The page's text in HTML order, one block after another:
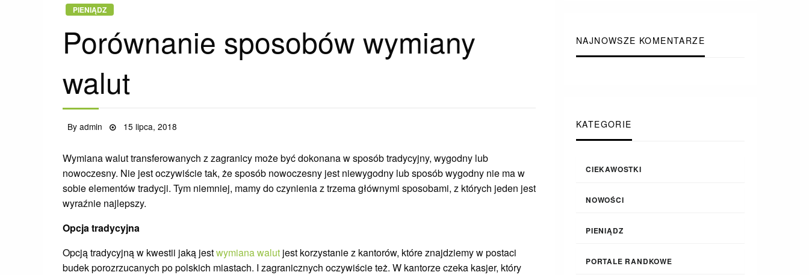
NAJNOWSZE KOMENTARZE
KATEGORIE
CIEKAWOSTKI
NOWOŚCI
PIENIĄDZ
PORTALE RANDKOWE
PIENIĄDZ
Porównanie sposobów wymiany
walut
Byadmin
Posted
15 lipca, 2018
Wymiana walut transferowanych z zagranicy może być dokonana w sposób tradycyjny, wygodny lub
nowoczesny. Nie jest oczywiście tak, że sposób nowoczesny jest niewygodny lub sposób wygodny nie ma w
sobie elementów tradycji. Tym niemniej, mamy do czynienia z trzema głównymi sposobami, z których jeden jest
wyraźnie najlepszy.
Opcja tradycyjna
Opcją tradycyjną w kwestii jaką jestwymiana walut jest korzystanie z kantorów, które znajdziemy w postaci
budek porozrzucanych po polskich miastach. I zagranicznych oczywiście też. W kantorze czeka kasjer, który